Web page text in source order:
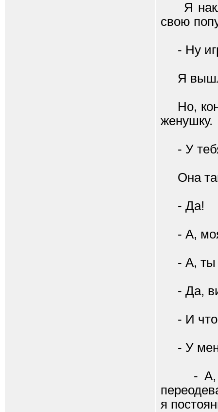
Я
свою
- Ну
Я
Но,
женушку.
- У тебя
Она так
- Да!
- А, моя
- А, ты
- Да,
- И что
- У меня
- А, я
я